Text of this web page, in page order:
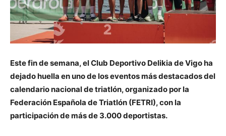
Este fin de semana, el Club Deportivo Delikia de Vigo ha
dejado huella en uno de los eventos más destacados del
calendario nacional de triatlón, organizado por la
Federación Española de Triatlón (FETRI), con la
participación de más de 3.000 deportistas.